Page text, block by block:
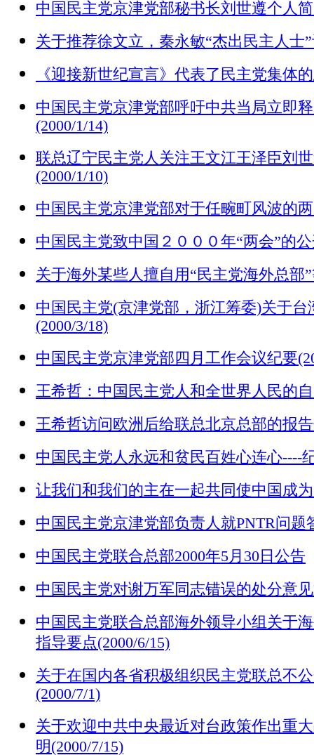
中国民主党京津党部秘书长刘世遵个人
关于推荐徐文立，秦永敏“杰出民主人士
《迎接新世纪宣言》代表了民主党集体
中国民主党京津党部呼吁中共当局立即
(2000/1/14)
联总辽宁民主党人关注王文江王泽臣刘
(2000/1/10)
中国民主党京津党部对于任畹町风波的
中国民主党致中国２０００年“两会”的公
关于海外某些人擅自用“民主党海外总部
中国民主党(京津党部，浙江筹委)关于台
(2000/3/18)
中国民主党京津党部四月工作会议纪要
王希哲：中国民主党人和全世界人民的
王希哲访问欧洲后给联总北京总部的报
中国民主党人永远和贫民百姓心连心----
让我们和我们的主在一起共同使中国成
中国民主党京津党部负责人就PNTR问题
中国民主党联合总部2000年5月30日公告
中国民主党对谢万军同志错误的处分意
中国民主党联合总部海外领导小组关于
指导要点(2000/6/15)
关于在国内各省积极组织民主党联总不
(2000/7/1)
关于欢迎中共中央最近对台政策作出重
明(2000/7/15)